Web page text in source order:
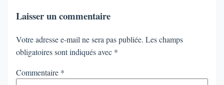
Laisser un commentaire
Votre adresse e-mail ne sera pas publiée. Les champs
obligatoires sont indiqués avec *
Commentaire *